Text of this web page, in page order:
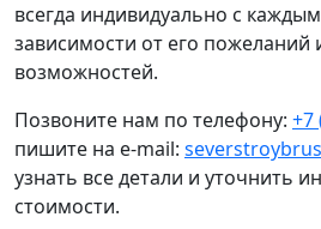
всегда индивидуально с
зависимости от его
возможностей.
Позвоните нам по телефону: +7
пишите на e-mail:
узнать все детали и уточнить
стоимости.